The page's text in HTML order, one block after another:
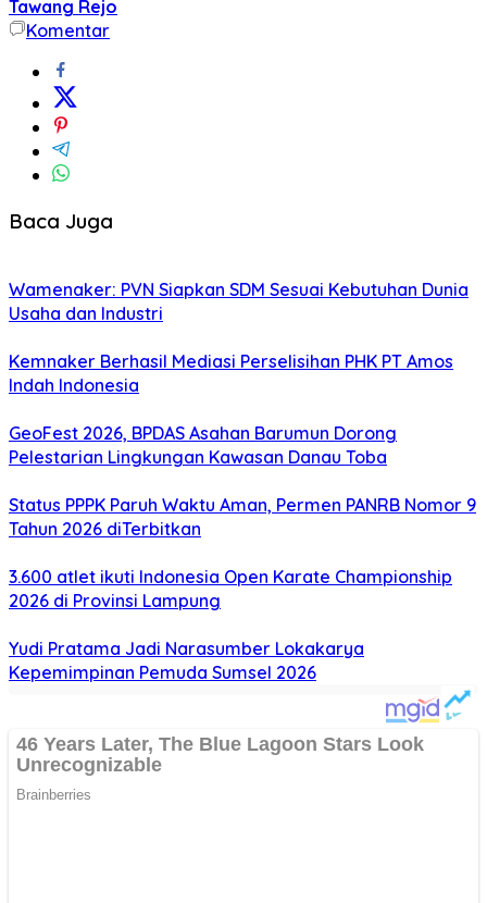
Tawang Rejo
Komentar
Baca Juga
Wamenaker: PVN Siapkan SDM Sesuai Kebutuhan Dunia
Usaha dan Industri
Kemnaker Berhasil Mediasi Perselisihan PHK PT Amos
Indah Indonesia
GeoFest 2026, BPDAS Asahan Barumun Dorong
Pelestarian Lingkungan Kawasan Danau Toba
Status PPPK Paruh Waktu Aman, Permen PANRB Nomor 9
Tahun 2026 diTerbitkan
3.600 atlet ikuti Indonesia Open Karate Championship
2026 di Provinsi Lampung
Yudi Pratama Jadi Narasumber Lokakarya
Kepemimpinan Pemuda Sumsel 2026